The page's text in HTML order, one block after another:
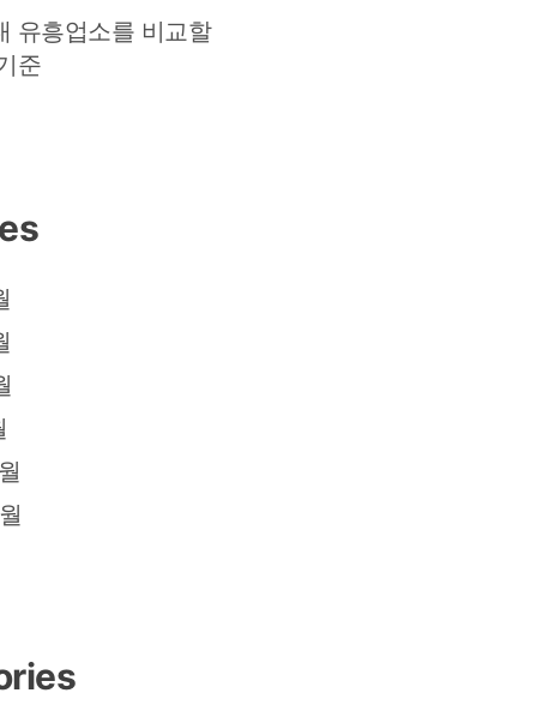
유흥업소를 비교할
준